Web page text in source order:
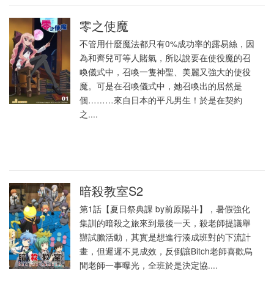
零之使魔
不管用什麼魔法都只有0%成功率的露易絲，因
為和齊兒可等人賭氣，所以說要在使役魔的召
喚儀式中，召喚一隻神聖、美麗又強大的使役
魔。可是在召喚儀式中，她召喚出的居然是
個………來自日本的平凡男生！於是在契約
之....
暗殺教室S2
第1話【夏日祭典課 by前原陽斗】，暑假強化
集訓的暗殺之旅來到最後一天，殺老師提議舉
辦試膽活動，其實是想進行湊成班對的下流計
畫，但遲遲不見成效，反倒讓Bitch老師喜歡烏
間老師一事曝光，全班於是決定協....